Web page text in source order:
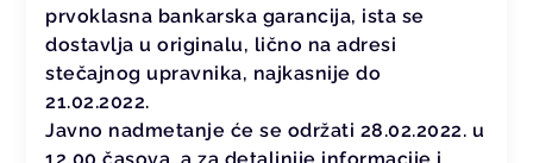
prvoklasna bankarska garancija, ista se
dostavlja u originalu, lično na adresi
stečajnog upravnika, najkasnije do
21.02.2022.
Javno nadmetanje će se održati 28.02.2022. u